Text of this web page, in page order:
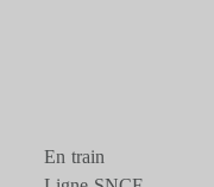
En train